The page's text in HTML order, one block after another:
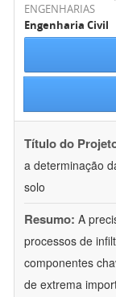
ENGENHARIAS
Engenharia Civil
Título do
a determinação
solo
Resumo: A
processos de
componentes
de extrema